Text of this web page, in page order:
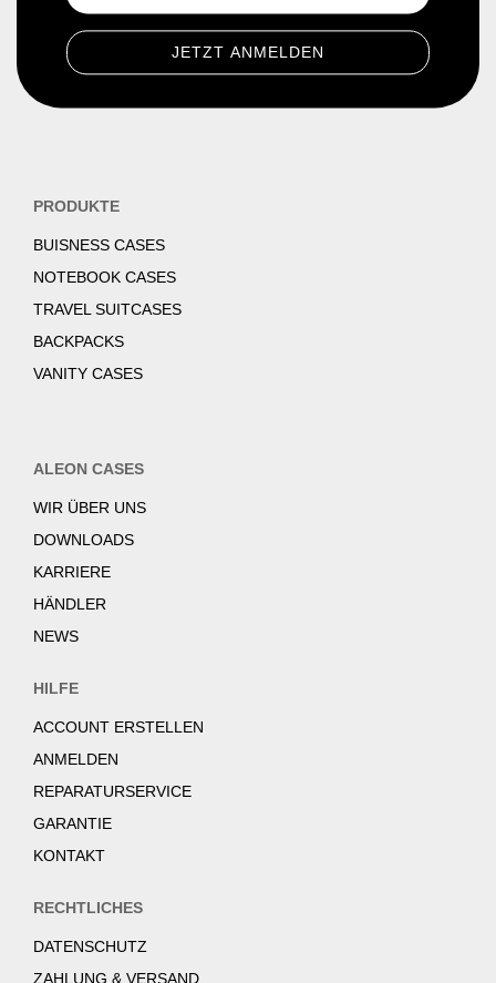
PRODUKTE
BUISNESS CASES
NOTEBOOK CASES
TRAVEL SUITCASES
BACKPACKS
VANITY CASES
ALEON CASES
WIR ÜBER UNS
DOWNLOADS
KARRIERE
HÄNDLER
NEWS
HILFE
ACCOUNT ERSTELLEN
ANMELDEN
REPARATURSERVICE
GARANTIE
KONTAKT
RECHTLICHES
DATENSCHUTZ
ZAHLUNG & VERSAND